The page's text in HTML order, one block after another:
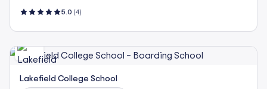
5.0 (4)
Lakefield College School